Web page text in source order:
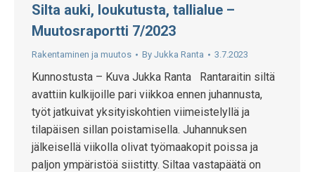
Silta auki, loukutusta, tallialue –
Muutosraportti 7/2023
Rakentaminen ja muutos By Jukka Ranta 3.7.2023
Kunnostusta – Kuva Jukka Ranta Rantaraitin siltä
avattiin kulkijoille pari viikkoa ennen juhannusta,
työt jatkuivat yksityiskohtien viimeistelyllä ja
tilapäisen sillan poistamisella. Juhannuksen
jälkeisellä viikolla olivat työmaakopit poissa ja
paljon ympäristöä siistitty. Siltaa vastapäätä on